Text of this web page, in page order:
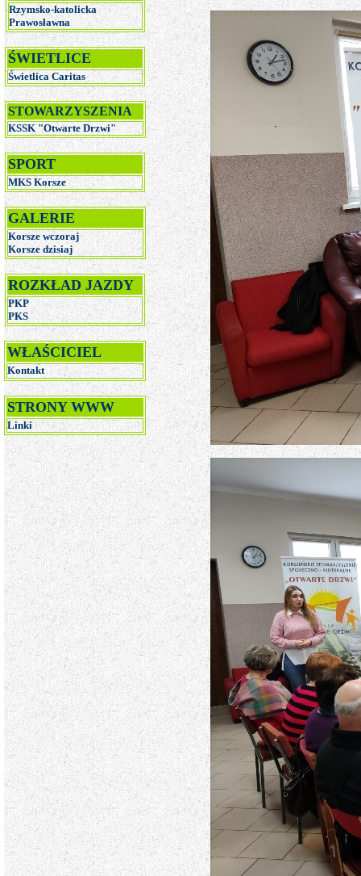
Rzymsko-katolicka
Prawosławna
ŚWIETLICE
Świetlica Caritas
STOWARZYSZENIA
KSSK "Otwarte Drzwi"
SPORT
MKS Korsze
GALERIE
Korsze wczoraj
Korsze dzisiaj
ROZKŁAD JAZDY
PKP
PKS
WŁAŚCICIEL
Kontakt
STRONY WWW
Linki